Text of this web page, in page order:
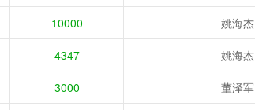
10000 姚海杰
4347 姚海杰
3000 董泽军